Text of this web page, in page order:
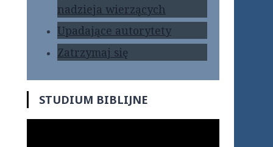
nadzieja wierzących
Upadające autorytety
Zatrzymaj się
STUDIUM BIBLIJNE